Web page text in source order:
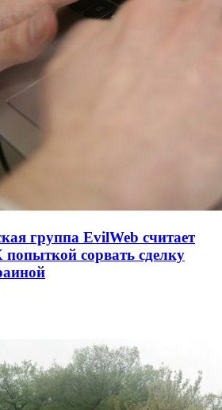
группа EvilWeb считает
попыткой сорвать сделку